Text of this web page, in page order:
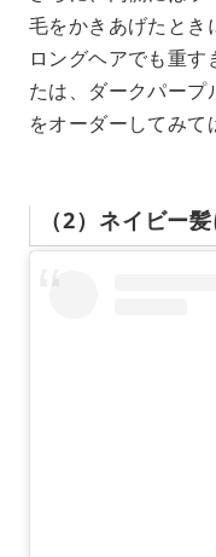
毛をかきあげたとき
ロングヘアでも重
たは、ダークパープ
をオーダーしてみて
（2）ネイビー